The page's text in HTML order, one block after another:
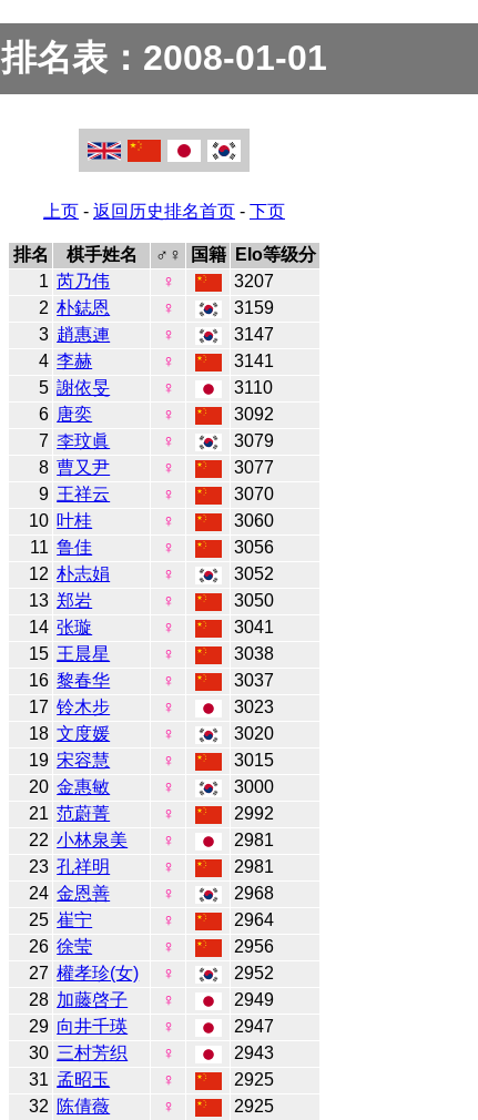
排名表：2008-01-01
上页 - 返回历史排名首页 - 下页
排名 棋手姓名 ♂♀ 国籍
Elo等级分
1 芮乃伟 ♀
3207
2 朴鋕恩 ♀
3159
3 趙惠連 ♀
3147
4 李赫 ♀
3141
5 謝依旻 ♀
3110
6 唐奕 ♀
3092
7 李玟眞 ♀
3079
8 曹又尹 ♀
3077
9 王祥云 ♀
3070
10 叶桂 ♀
3060
11 鲁佳 ♀
3056
12 朴志娟 ♀
3052
13 郑岩 ♀
3050
14 张璇 ♀
3041
15 王晨星 ♀
3038
16 黎春华 ♀
3037
17 铃木步 ♀
3023
18 文度媛 ♀
3020
19 宋容慧 ♀
3015
20 金惠敏 ♀
3000
21 范蔚菁 ♀
2992
22 小林泉美 ♀
2981
23 孔祥明 ♀
2981
24 金恩善 ♀
2968
25 崔宁 ♀
2964
26 徐莹 ♀
2956
27 權孝珍(女) ♀
2952
28 加藤啓子 ♀
2949
29 向井千瑛 ♀
2947
30 三村芳织 ♀
2943
31 孟昭玉 ♀
2925
32 陈倩薇 ♀
2925